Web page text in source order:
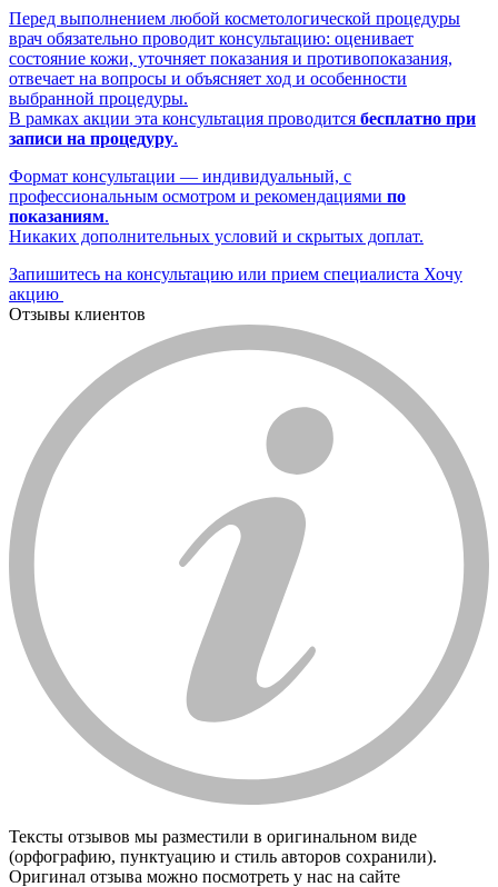
Перед выполнением любой косметологической процедуры
врач обязательно проводит консультацию: оценивает
состояние кожи, уточняет показания и противопоказания,
отвечает на вопросы и объясняет ход и особенности
выбранной процедуры.
В рамках акции эта консультация проводится бесплатно при
записи на процедуру.
Формат консультации — индивидуальный, с
профессиональным осмотром и рекомендациями по
показаниям.
Никаких дополнительных условий и скрытых доплат.
Запишитесь на консультацию или прием специалиста Хочу
акцию
Отзывы клиентов
Тексты отзывов мы разместили в оригинальном виде
(орфографию, пунктуацию и стиль авторов сохранили).
Оригинал отзыва можно посмотреть у нас на сайте